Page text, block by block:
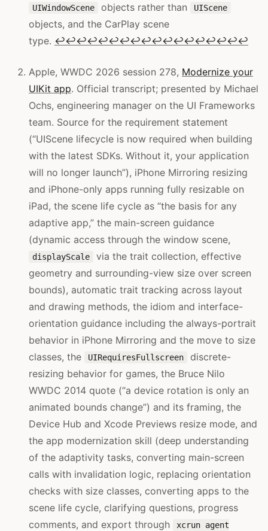
UIWindowScene objects rather than UIScene
objects, and the CarPlay scene
type. ↩↩↩↩↩↩↩↩↩↩↩↩↩↩↩↩↩↩
Apple, WWDC 2026 session 278, Modernize your
UIKit app. Official transcript; presented by Michael
Ochs, engineering manager on the UI Frameworks
team. Source for the requirement statement
(“UIScene lifecycle is now required when building
with the latest SDKs. Without it, your application
will no longer launch”), iPhone Mirroring resizing
and iPhone-only apps running fully resizable on
iPad, the scene life cycle as “the basis for any
adaptive app,” the main-screen guidance
(dynamic access through the window scene,
displayScale
via the trait collection, effective
geometry and surrounding-view size over screen
bounds), automatic trait tracking across layout
and drawing methods, the idiom and interface-
orientation guidance including the always-portrait
behavior in iPhone Mirroring and the move to size
classes, the
UIRequiresFullscreen
discrete-
resizing behavior for games, the Bruce Nilo
WWDC 2014 quote (“a device rotation is only an
animated bounds change”) and its framing, the
Device Hub and Xcode Previews resize mode, and
the app modernization skill (deep understanding
of the adaptivity tasks, converting main-screen
calls with invalidation logic, replacing orientation
checks with size classes, converting apps to the
scene life cycle, clarifying questions, progress
comments, and export through
xcrun agent